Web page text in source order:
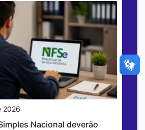
2026
Nacional deverão